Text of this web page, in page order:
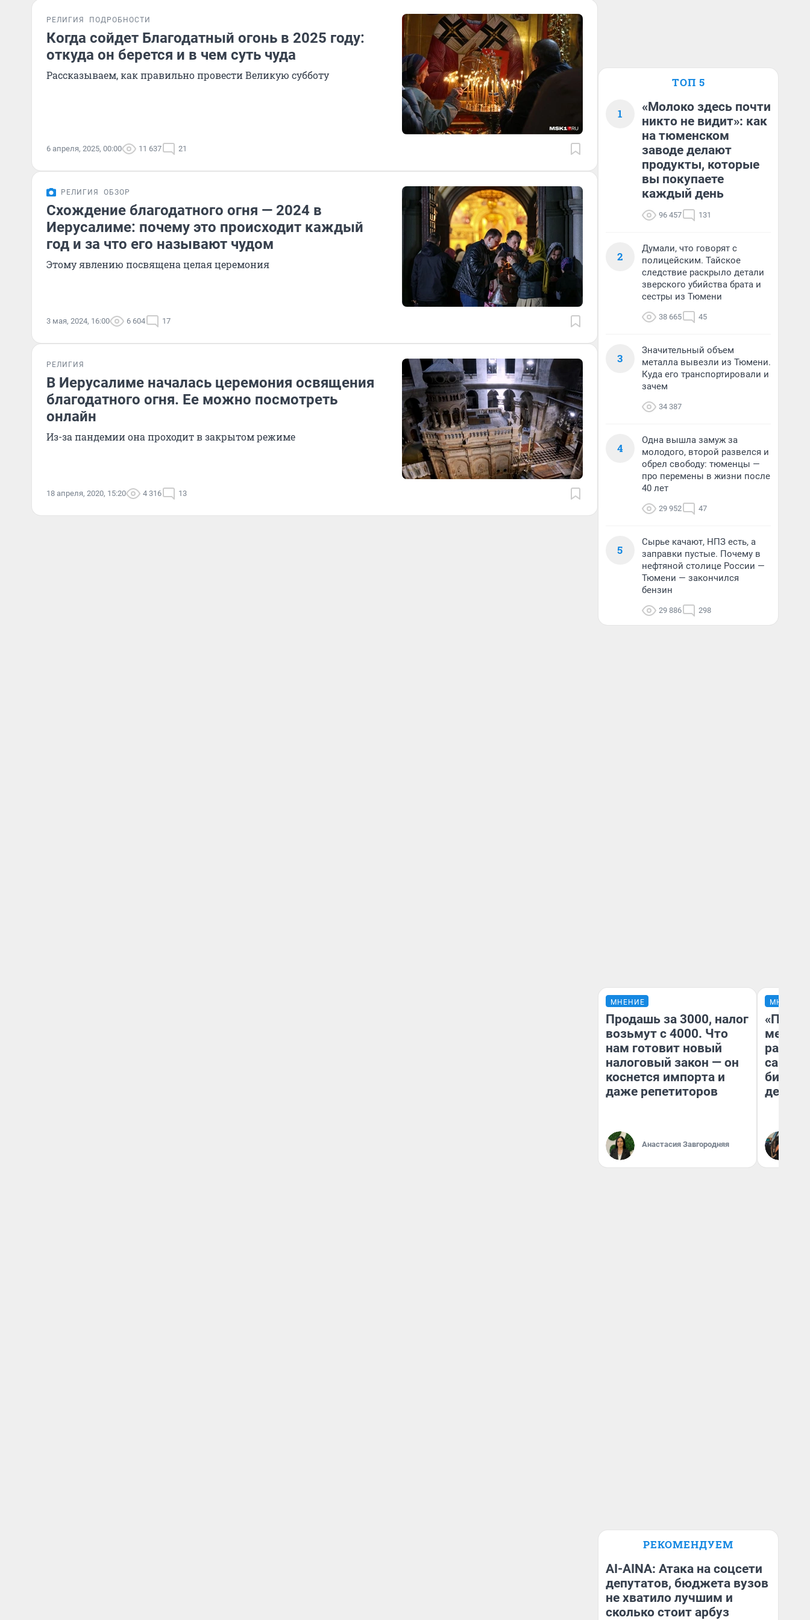
РЕЛИГИЯ ПОДРОБНОСТИ
Когда сойдет Благодатный огонь в 2025 году:
откуда он берется и в чем суть чуда
Рассказываем, как правильно провести Великую субботу
6 апреля, 2025, 00:00 11 637 21
РЕЛИГИЯ ОБЗОР
Схождение благодатного огня — 2024 в
Иерусалиме: почему это происходит каждый
год и за что его называют чудом
Этому явлению посвящена целая церемония
3 мая, 2024, 16:00 6 604 17
РЕЛИГИЯ
В Иерусалиме началась церемония освящения
благодатного огня. Ее можно посмотреть
онлайн
Из-за пандемии она проходит в закрытом режиме
18 апреля, 2020, 15:20 4 316 13
ТОП 5
1
«Молоко здесь почти
никто не видит»: как
на тюменском
заводе делают
продукты, которые
вы покупаете
каждый день
96 457 131
2
Думали, что говорят с
полицейским. Тайское
следствие раскрыло детали
зверского убийства брата и
сестры из Тюмени
38 665 45
3
Значительный объем
металла вывезли из Тюмени.
Куда его транспортировали и
зачем
34 387
4
Одна вышла замуж за
молодого, второй развелся и
обрел свободу: тюменцы —
про перемены в жизни после
40 лет
29 952 47
5
Сырье качают, НПЗ есть, а
заправки пустые. Почему в
нефтяной столице России —
Тюмени — закончился
бензин
29 886 298
МНЕНИЕ
Продашь за 3000, налог
возьмут с 4000. Что
нам готовит новый
налоговый закон — он
коснется импорта и
даже репетиторов
Анастасия Завгородняя
МНЕНИЕ
самом
РЕКОМЕНДУЕМ
AI-AINA: Атака на соцсети
депутатов, бюджета вузов
не хватило лучшим и
сколько стоит арбуз